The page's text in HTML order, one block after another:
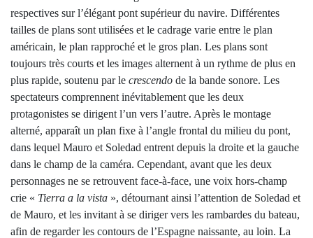
respectives sur l’élégant pont supérieur du navire. Différentes
tailles de plans sont utilisées et le cadrage varie entre le plan
américain, le plan rapproché et le gros plan. Les plans sont
toujours très courts et les images alternent à un rythme de plus en
plus rapide, soutenu par le crescendo de la bande sonore. Les
spectateurs comprennent inévitablement que les deux
protagonistes se dirigent l’un vers l’autre. Après le montage
alterné, apparaît un plan fixe à l’angle frontal du milieu du pont,
dans lequel Mauro et Soledad entrent depuis la droite et la gauche
dans le champ de la caméra. Cependant, avant que les deux
personnages ne se retrouvent face-à-face, une voix hors-champ
crie « Tierra a la vista », détournant ainsi l’attention de Soledad et
de Mauro, et les invitant à se diriger vers les rambardes du bateau,
afin de regarder les contours de l’Espagne naissante, au loin. La